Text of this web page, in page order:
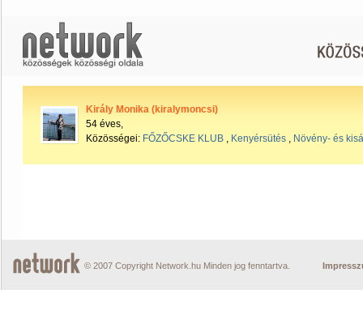
Király Monika (kiralymoncsi)
54 éves,
Közösségei: FŐZŐCSKE KLUB , Kenyérsütés , Növény- és
© 2007 Copyright Network.hu Minden jog fenntartva.